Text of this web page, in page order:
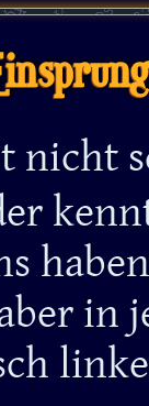
nicht
in